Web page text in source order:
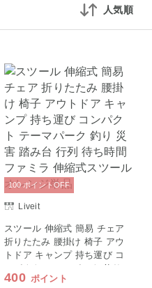
人気順
Liveit
スツール 伸縮式 簡易 チェア
折りたたみ 腰掛け 椅子 アウ
トドア キャンプ 持ち運び コ
ンパクト テーマパーク 釣り
災害 踏み台 行列 待ち時間 フ
400 ポイント
100ポイントOFF